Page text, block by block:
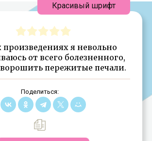
произведениях я невольно
от всего болезненного,
пережитые печали.
Поделиться:
Красивый шрифт